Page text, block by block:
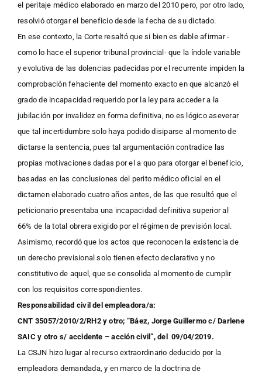
el peritaje médico elaborado en marzo del 2010 pero, por otro lado,
resolvió otorgar el beneficio desde la fecha de su dictado.
En ese contexto, la Corte resaltó que si bien es dable afirmar -
como lo hace el superior tribunal provincial- que la índole variable
y evolutiva de las dolencias padecidas por el recurrente impiden la
comprobación fehaciente del momento exacto en que alcanzó el
grado de incapacidad requerido por la ley para acceder a la
jubilación por invalidez en forma definitiva, no es lógico aseverar
que tal incertidumbre solo haya podido disiparse al momento de
dictarse la sentencia, pues tal argumentación contradice las
propias motivaciones dadas por el a quo para otorgar el beneficio,
basadas en las conclusiones del perito médico oficial en el
dictamen elaborado cuatro años antes, de las que resultó que el
peticionario presentaba una incapacidad definitiva superior al
66% de la total obrera exigido por el régimen de previsión local.
Asimismo, recordó que los actos que reconocen la existencia de
un derecho previsional solo tienen efecto declarativo y no
constitutivo de aquel, que se consolida al momento de cumplir
con los requisitos correspondientes.
Responsabilidad civil del empleadora/a:
CNT 35057/2010/2/RH2 y otro; “Báez, Jorge Guillermo c/ Darlene
SAIC y otro s/ accidente – acción civil”, del 09/04/2019.
La CSJN hizo lugar al recurso extraordinario deducido por la
empleadora demandada, y en marco de la doctrina de